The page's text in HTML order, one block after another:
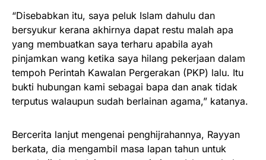
“Disebabkan itu, saya peluk Islam dahulu dan
bersyukur kerana akhirnya dapat restu malah apa
yang membuatkan saya terharu apabila ayah
pinjamkan wang ketika saya hilang pekerjaan dalam
tempoh Perintah Kawalan Pergerakan (PKP) lalu. Itu
bukti hubungan kami sebagai bapa dan anak tidak
terputus walaupun sudah berlainan agama,” katanya.
Bercerita lanjut mengenai penghijrahannya, Rayyan
berkata, dia mengambil masa lapan tahun untuk